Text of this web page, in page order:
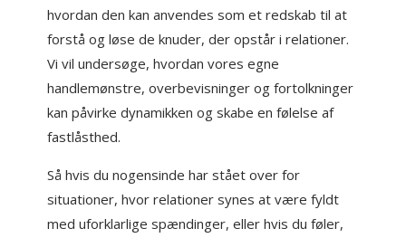
hvordan den kan anvendes som et redskab til at
forstå og løse de knuder, der opstår i relationer.
Vi vil undersøge, hvordan vores egne
handlemønstre, overbevisninger og fortolkninger
kan påvirke dynamikken og skabe en følelse af
fastlåsthed.
Så hvis du nogensinde har stået over for
situationer, hvor relationer synes at være fyldt
med uforklarlige spændinger, eller hvis du føler,